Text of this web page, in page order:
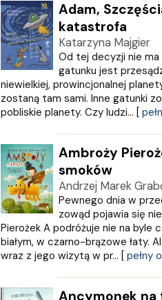
Adam,
katastrofa
Katarzyna Majgier
Od tej decyzji nie
gatunku jest
niewielkiej, prowincjonalnej
zostaną tam sami. Inne gatunki
pobliskie planety. Czy ludzi... [
Ambroży
smoków
Andrzej Marek
Pewnego dnia w
zowąd pojawia się
Pierożek A podróżuje nie na byle
białym, w czarno-brązowe łaty.
wraz z jego wizytą w pr... [ pełny
Ancymonek na